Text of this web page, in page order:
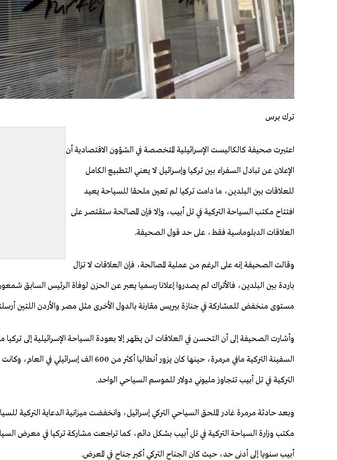
ترك برس
اعتبرت صحيفة كالكاليست الإسرائيلية المتخصصة في الشؤون الاقتصادية أن
الإعلان عن تبادل السفراء بين تركيا وإسرائيل لا يعني التطبيع الكامل
للعلاقات بين البلدين، ما دامت تركيا لم تعين ملحقا للسياحة يعيد
افتتاح مكتب السياحة التركية في تل أبيب، وإلا فإن المصالحة ستقتصر على
العلاقات الدبلوماسية فقط، على حد قول الصحيفة.
وقالت الصحيفة إنه على الرغم من عملية المصالحة، فإن العلاقات لا تزال
باردة بين البلدين، فالأتراك لم يصدروا إعلانا رسميا يعبر عن الحزن لوفاة الرئيس السابق
مستوى منخفض للمشاركة في جنازة بيريس مقارنة بالدول الأخرى مثل مصر والأردن اللتين
وأشارت الصحيفة إلى أن التحسن في العلاقات لن يظهر إلا بعودة السياحة الإسرائيلية إلى تركيا
السفينة التركية مافي مرمرة، حينها كان يزور أنطاليا أكثر
التركية في تل أبيب تتجاوز مليوني دولار للموسم السياحي الواحد.
وبعد حادثة مرمرة غادر الملحق السياحي التركي إسرائيل، وانخفضت ميزانية الدعاية التركية
مكتب وزارة السياحة التركية في تل أبيب بشكل دائم، كما تراجعت مشاركة تركيا في معرض
أبيب سنويا إلى أدنى حد، حيث كان الجناح التركي أكبر جناح في المعرض.